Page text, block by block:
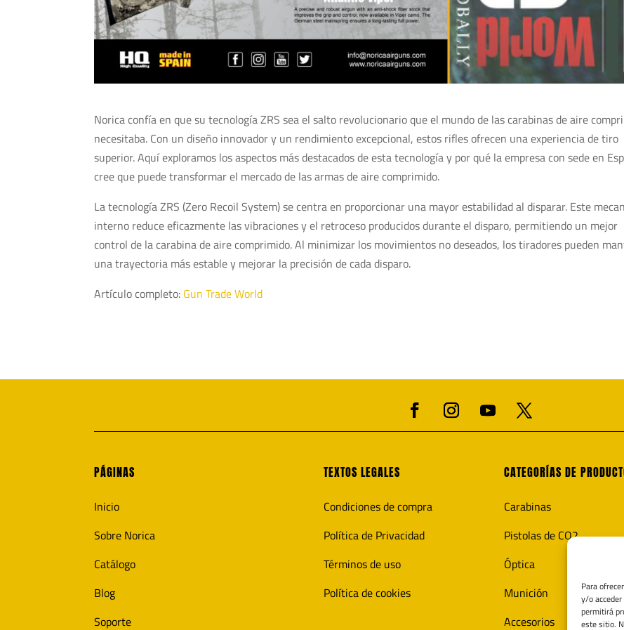
Para
y/o
permitirá
este sitio.
Norica confía en que su tecnología ZRS sea el salto revolucionario que el mundo de las carabinas de aire
necesitaba. Con un diseño innovador y un rendimiento excepcional, estos rifles ofrecen una experiencia de tiro
superior. Aquí exploramos los aspectos más destacados de esta tecnología y por qué la empresa con sede en
cree que puede transformar el mercado de las armas de aire comprimido.
La tecnología ZRS (Zero Recoil System) se centra en proporcionar una mayor estabilidad al disparar. Este
interno reduce eficazmente las vibraciones y el retroceso producidos durante el disparo, permitiendo un mejor
control de la carabina de aire comprimido. Al minimizar los movimientos no deseados, los tiradores pueden
una trayectoria más estable y mejorar la precisión de cada disparo.
Artículo completo: Gun Trade World
PÁGINAS
Inicio
Sobre Norica
Catálogo
Blog
Soporte
TEXTOS LEGALES
Condiciones de compra
Política de Privacidad
Términos de uso
Política de cookies
CATEGORÍAS DE
Carabinas
Pistolas de CO2
Óptica
Munición
Accesorios